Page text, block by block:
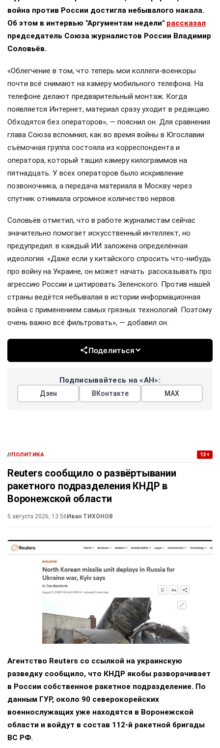
война против России достигла небывалого накала.
Об этом в интервью "Аргументам недели" рассказал
председатель Союза журналистов России Владимир
Соловьёв.
«Облегчение в том, что теперь мои коллеги-военкоры
почти всё снимают на камеру мобильного телефона. На
телефоне делают предварительный монтаж. Когда
появляется Интернет, материал сразу уходит в редакцию.
Обходятся без операторов», — пояснил он. Для сравнения
глава Союза вспомнил, как во время войны в Югославии
съёмочная группа состояла из корреспондента и
оператора, который тащил камеру килограммов на
пятнадцать. У всех операторов было искривление
позвоночника, а передача материала в Москву через
спутник отнимала огромное количество нервов.
Соловьёв отметил, что в работе журналистам сейчас
значительно помогает искусственный интеллект, но
предупредил: в каждый ИИ заложена определённая
идеология. «Даже если у китайского спросить что-нибудь
про войну на Украине, он может начать рассказывать про
агрессию России и цитировать Зеленского. Против нашей
страны ведётся небывалая в истории информационная
война с применением самых грязных технологий. Поэтому
очень важно всё фильтровать», — добавил он.
Поделиться
Подписывайтесь на «АН»:
Дзен ВКонтакте МАХ
//ПОЛИТИКА 13+
Reuters сообщило о развёртывании
ракетного подразделения КНДР в
Воронежской области
5 августа 2026, 13:56Иван ТИХОНОВ
Агентство Reuters со ссылкой на украинскую
разведку сообщило, что КНДР якобы разворачивает
в России собственное ракетное подразделение. По
данным ГУР, около 90 северокорейских
военнослужащих уже находятся в Воронежской
области и войдут в состав 112-й ракетной бригады
ВС РФ.